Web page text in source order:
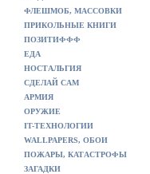
ФЛЕШМОБ, МАССОВКИ
ПРИКОЛЬНЫЕ КНИГИ
ПОЗИТИФФФ
ЕДА
НОСТАЛЬГИЯ
СДЕЛАЙ САМ
АРМИЯ
ОРУЖИЕ
IT-ТЕХНОЛОГИИ
WALLPAPERS, ОБОИ
ПОЖАРЫ, КАТАСТРОФЫ
ЗАГАДКИ